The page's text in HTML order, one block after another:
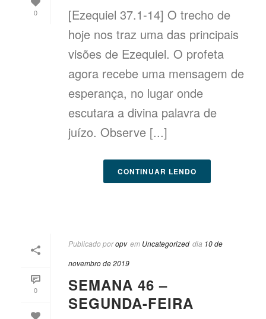
0
[Ezequiel 37.1-14] O trecho de
hoje nos traz uma das principais
visões de Ezequiel. O profeta
agora recebe uma mensagem de
esperança, no lugar onde
escutara a divina palavra de
juízo. Observe [...]
CONTINUAR LENDO
0
Publicado poropv em Uncategorized dia 10 de
novembro de 2019
SEMANA 46 –
SEGUNDA-FEIRA